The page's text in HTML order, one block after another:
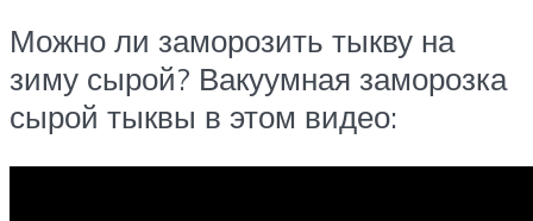
Можно ли заморозить тыкву на
зиму сырой? Вакуумная заморозка
сырой тыквы в этом видео: